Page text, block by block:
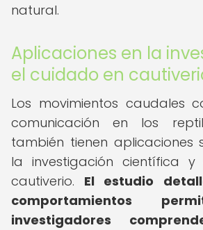
natural.
Aplicaciones en la
el cuidado en
Los movimientos caudales
comunicación en los
también tienen aplicaciones
la investigación científica
cautiverio. El estudio
comportamientos
investigadores